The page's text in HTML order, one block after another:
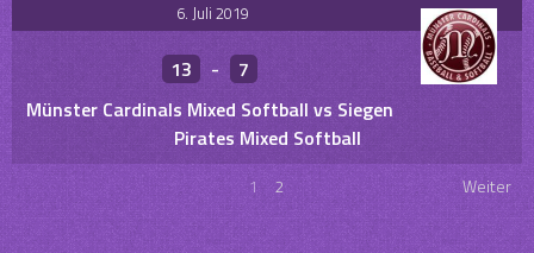
6. Juli 2019
13 -
7
Münster Cardinals Mixed Softball vs Siegen
Pirates Mixed Softball
1 2 Weiter